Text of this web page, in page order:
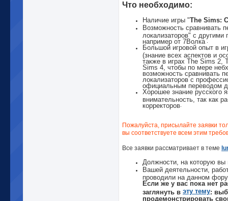
Что необходимо:
Наличие игры "The Sims:
Возможность сравнивать
локализаторов" с другими
например от 7Волка.
Большой игровой опыт в
(знание всех аспектов и
также в играх The Sims 2,
Sims 4, чтобы по мере
возможность сравнивать
локализаторов с
официальным переводом
Хорошее знание русского
внимательность, так как
корректоров
Пожалуйста, присылайте заявки
вы соответствуете всем этим
Все заявки рассматривает в теме
Должности, на которую вы
Вашей деятельности,
проводили на данном
Если же у вас пока нет
заглянуть в эту тему:
продемонстрировать